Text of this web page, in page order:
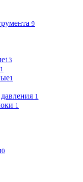
9
13
1
1
1
1
0